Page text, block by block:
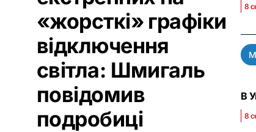
«жорсткі» графіки
відключення
світла: Шмигаль
повідомив
подробиці
8
В
8